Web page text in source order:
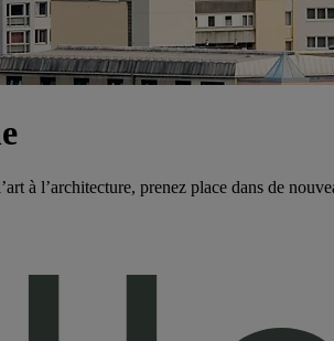
à l’architecture, prenez place dans de